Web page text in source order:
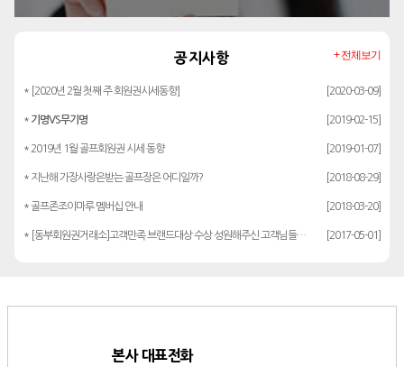
공지사항
* [2020년 2월 첫째 주 회원권시세동향] [2020-03-09]
* 기명VS무기명 [2019-02-15]
* 2019년 1월 골프회원권 시세 동향 [2019-01-07]
* 지난해 가장사랑은받는 골프장은 어디일까? [2018-08-29]
* 골프존조이마루 멤버십 안내 [2018-03-20]
* [동부회원권거래소]고객만족 브랜드대상 수상 성원해주신 고객님들께 감사드립… [2017-05-01]
+ 전체보기
본사 대표전화